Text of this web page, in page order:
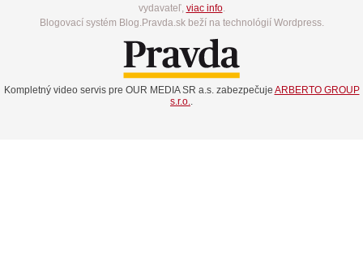
vydavateľ, viac info.
Blogovací systém Blog.Pravda.sk beží na technológií Wordpress.
Kompletný video servis pre OUR MEDIA SR a.s. zabezpečuje ARBERTO GROUP
s.r.o.